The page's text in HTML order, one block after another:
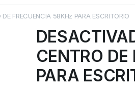
FRECUENCIA 58KHz PARA ESCRITORIO
CENTRO
PARA